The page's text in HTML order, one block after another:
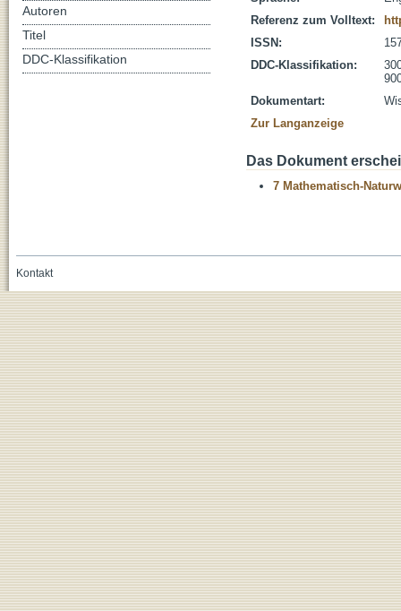
Referenz zum Volltext:
ISSN:
DDC-Klassifikation:
Dokumentart:
Zur Langanzeige
Das Dokument
7 Mathematisch-
Autoren
Titel
DDC-Klassifikation
Kontakt